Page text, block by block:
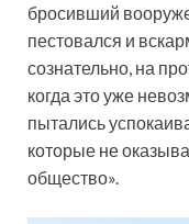
бросивший
пестовался и
сознательно, на
когда это уже
пытались
которые не
общество».